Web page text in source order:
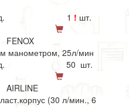
1 ! шт.
FENOX
манометром, 25л/мин
50 шт.
AIRLINE
(30 л/мин., 6